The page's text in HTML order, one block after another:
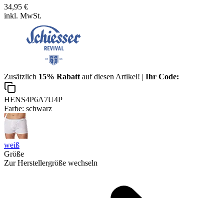
34,95 €
inkl. MwSt.
Zusätzlich 15% Rabatt auf diesen Artikel! | Ihr Code:
HENS4P6A7U4P
Farbe: schwarz
weiß
Größe
Zur Herstellergröße wechseln